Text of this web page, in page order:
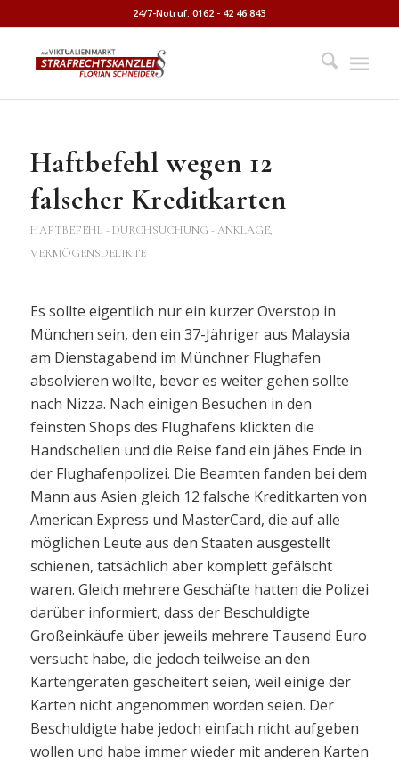
24/7-Notruf: 0162 - 42 46 843
Haftbefehl wegen 12
falscher Kreditkarten
HAFTBEFEHL - DURCHSUCHUNG - ANKLAGE,
VERMÖGENSDELIKTE
Es sollte eigentlich nur ein kurzer Overstop in
München sein, den ein 37-Jähriger aus Malaysia
am Dienstagabend im Münchner Flughafen
absolvieren wollte, bevor es weiter gehen sollte
nach Nizza. Nach einigen Besuchen in den
feinsten Shops des Flughafens klickten die
Handschellen und die Reise fand ein jähes Ende in
der Flughafenpolizei. Die Beamten fanden bei dem
Mann aus Asien gleich 12 falsche Kreditkarten von
American Express und MasterCard, die auf alle
möglichen Leute aus den Staaten ausgestellt
schienen, tatsächlich aber komplett gefälscht
waren. Gleich mehrere Geschäfte hatten die Polizei
darüber informiert, dass der Beschuldigte
Großeinkäufe über jeweils mehrere Tausend Euro
versucht habe, die jedoch teilweise an den
Kartengeräten gescheitert seien, weil einige der
Karten nicht angenommen worden seien. Der
Beschuldigte habe jedoch einfach nicht aufgeben
wollen und habe immer wieder mit anderen Karten